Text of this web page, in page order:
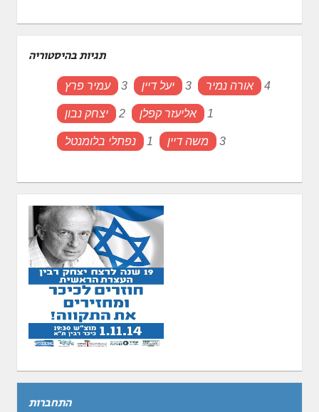
תגיות בהיסטוריה
עמיר פרץ 3 יעל דיין 3 אורה נמיר 4
יצחק נבון 2 אליעזר קפלן 1
נפתלי בלומנטל 1 משה דיין 3
התחברות